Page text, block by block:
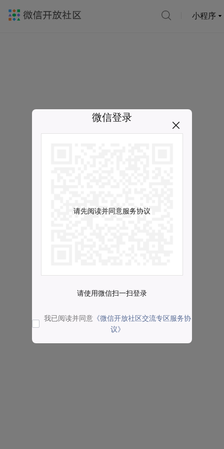
小程序
微信登录
请先阅读并同意服务协议
请使用微信扫一扫登录
我已阅读并同意 《微信开放社区交流专区服务协
议》